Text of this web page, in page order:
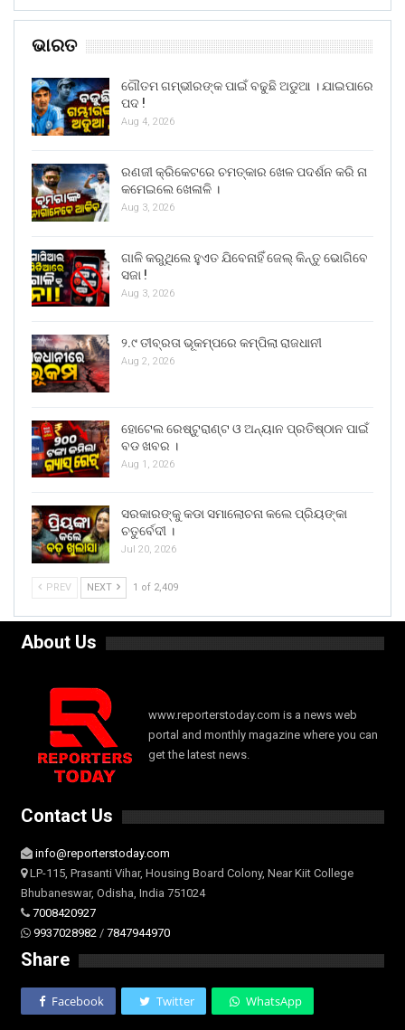
ଭାରତ
ଗୌତମ ଗମ୍ଭୀରଙ୍କ ପାଇଁ ବଢୁଛି ଅଡୁଆ । ଯାଇପାରେ
ପଦ !
Aug 4, 2026
ରଣଜୀ କ୍ରିକେଟରେ ଚମତ୍କାର ଖେଳ ପଦର୍ଶନ କରି ନା
କମେଇଲେ ଖେଳାଳି ।
Aug 3, 2026
ଗାଳି କରୁଥିଲେ ହୁଏତ ଯିବେନାହିଁ ଜେଲ୍ କିନ୍ତୁ ଭୋଗିବେ
ସଜା !
Aug 3, 2026
୨.୯ ତୀବ୍ରତା ଭୂକମ୍ପରେ କମ୍ପିଲା ରାଜଧାନୀ
Aug 2, 2026
ହୋଟେଲ ରେଷ୍ଟୁରାଣ୍ଟ ଓ ଅନ୍ୟାନ ପ୍ରତିଷ୍ଠାନ ପାଇଁ
ବଡ ଖବର ।
Aug 1, 2026
ସରକାରଙ୍କୁ କଡା ସମାଲୋଚନା କଲେ ପ୍ରିୟଙ୍କା
ଚତୁର୍ବେଦୀ ।
Jul 20, 2026
PREV NEXT 1 of 2,409
About Us
www.reporterstoday.com is a news web
portal and monthly magazine where you can
get the latest news.
Contact Us
info@reporterstoday.com
LP-115, Prasanti Vihar, Housing Board Colony, Near Kiit College
Bhubaneswar, Odisha, India 751024
7008420927
9937028982 / 7847944970
Share
Facebook Twitter WhatsApp